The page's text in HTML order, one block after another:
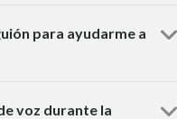
para ayudarme a
voz durante la